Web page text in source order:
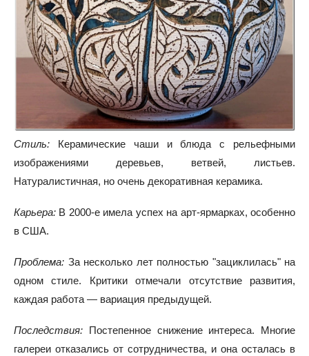
Стиль: Керамические чаши и блюда с рельефными
изображениями деревьев, ветвей, листьев.
Натуралистичная, но очень декоративная керамика.
Карьера: В 2000-е имела успех на арт-ярмарках, особенно
в США.
Проблема: За несколько лет полностью "зациклилась" на
одном стиле. Критики отмечали отсутствие развития,
каждая работа — вариация предыдущей.
Последствия: Постепенное снижение интереса. Многие
галереи отказались от сотрудничества, и она осталась в